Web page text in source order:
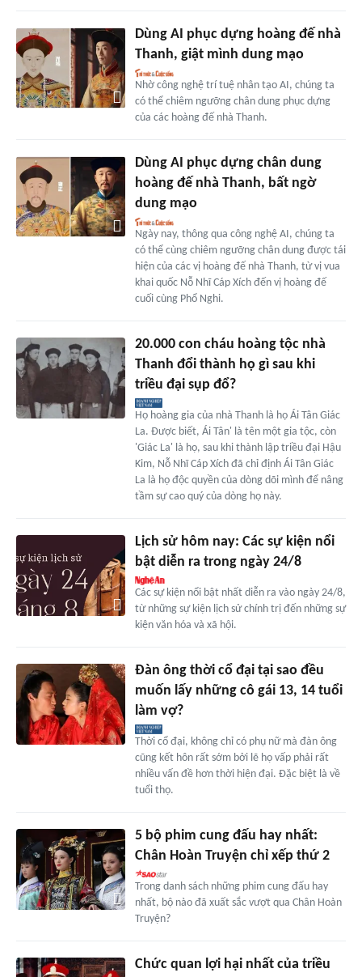
Dùng AI phục dựng hoàng đế nhà
Thanh, giật mình dung mạo
Nhờ công nghệ trí tuệ nhân tạo AI, chúng ta
có thể chiêm ngưỡng chân dung phục dựng
của các hoàng đế nhà Thanh.
Dùng AI phục dựng chân dung
hoàng đế nhà Thanh, bất ngờ
dung mạo
Ngày nay, thông qua công nghệ AI, chúng ta
có thể cùng chiêm ngưỡng chân dung được tái
hiện của các vị hoàng đế nhà Thanh, từ vị vua
khai quốc Nỗ Nhĩ Cáp Xích đến vị hoàng đế
cuối cùng Phổ Nghi.
20.000 con cháu hoàng tộc nhà
Thanh đổi thành họ gì sau khi
triều đại sụp đổ?
Họ hoàng gia của nhà Thanh là họ Ái Tân Giác
La. Được biết, Ái Tân' là tên một gia tộc, còn
'Giác La' là họ, sau khi thành lập triều đại Hậu
Kim, Nỗ Nhĩ Cáp Xích đã chỉ định Ái Tân Giác
La là họ độc quyền của dòng dõi mình để nâng
tầm sự cao quý của dòng họ này.
Lịch sử hôm nay: Các sự kiện nổi
bật diễn ra trong ngày 24/8
Các sự kiện nổi bật nhất diễn ra vào ngày 24/8,
từ những sự kiện lịch sử chính trị đến những sự
kiện văn hóa và xã hội.
Đàn ông thời cổ đại tại sao đều
muốn lấy những cô gái 13, 14 tuổi
làm vợ?
Thời cổ đại, không chỉ có phụ nữ mà đàn ông
cũng kết hôn rất sớm bởi lẽ họ vấp phải rất
nhiều vấn đề hơn thời hiện đại. Đặc biệt là về
tuổi thọ.
5 bộ phim cung đấu hay nhất:
Chân Hoàn Truyện chỉ xếp thứ 2
Trong danh sách những phim cung đấu hay
nhất, bộ nào đã xuất sắc vượt qua Chân Hoàn
Truyện?
Chức quan lợi hại nhất của triều